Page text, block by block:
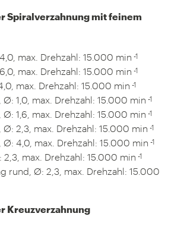
Spiralverzahnung mit feinem
max. Drehzahl: 15.000 min -1
max. Drehzahl: 15.000 min -1
max. Drehzahl: 15.000 min -1
Ø: 1,0, max. Drehzahl: 15.000 min -1
Ø: 1,6, max. Drehzahl: 15.000 min -1
Ø: 2,3, max. Drehzahl: 15.000 min -1
Ø: 4,0, max. Drehzahl: 15.000 min -1
max. Drehzahl: 15.000 min -1
rund, Ø: 2,3, max. Drehzahl: 15.000
Kreuzverzahnung